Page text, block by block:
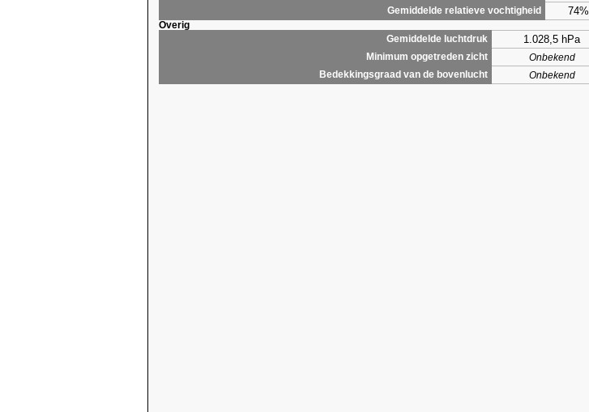
Gemiddelde relatieve vochtigheid 74%
Overig
Gemiddelde luchtdruk
1.028,5 hPa
Minimum opgetreden zicht
Onbekend
Bedekkingsgraad van de bovenlucht
Onbekend